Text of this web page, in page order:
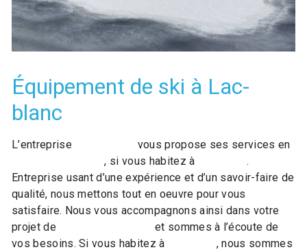
Équipement de ski à Lac-
blanc
L’entreprise
vous propose ses services en
Équipement de ski, si vous habitez à
.
Entreprise usant d’une expérience et d’un savoir-faire de
qualité, nous mettons tout en oeuvre pour vous
satisfaire. Nous vous accompagnons ainsi dans votre
projet de
et sommes à l’écoute de
vos besoins. Si vous habitez à
, nous sommes